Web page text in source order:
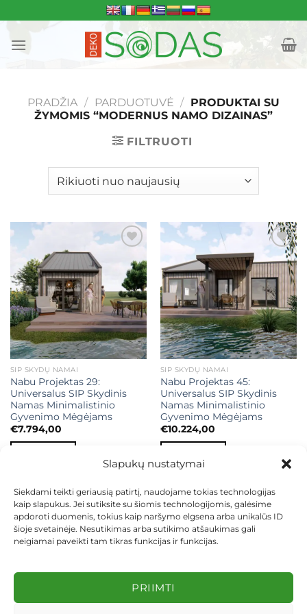
Slapukų nustatymai
Siekdami teikti geriausią patirtį, naudojame tokias technologijas
kaip slapukus. Jei sutiksite su šiomis technologijomis, galėsime
apdoroti duomenis, tokius kaip naršymo elgsena arba unikalūs ID
šioje svetainėje. Nesutikimas arba sutikimo atšaukimas gali
neigiamai paveikti tam tikras funkcijas ir funkcijas.
PRIIMTI
to
content
PRADŽIA / PARDUOTUVĖ / PRODUKTAI SU
ŽYMOMIS “MODERNUS NAMO DIZAINAS”
FILTRUOTI
Mėgstamiausias
SIP SKYDŲ NAMAI
Nabu Projektas 29:
Universalus SIP Skydinis
Namas Minimalistinio
Gyvenimo Mėgėjams
€7.794,00
Mėgstamiausias
SIP SKYDŲ NAMAI
Nabu Projektas 45:
Universalus SIP Skydinis
Namas Minimalistinio
Gyvenimo Mėgėjams
€10.224,00
KEITIMAS IR GRĄŽINIMAS
PRIVATUMO POLITIKA
Visos teisės saugomos 2026 ©dekosodas.lt